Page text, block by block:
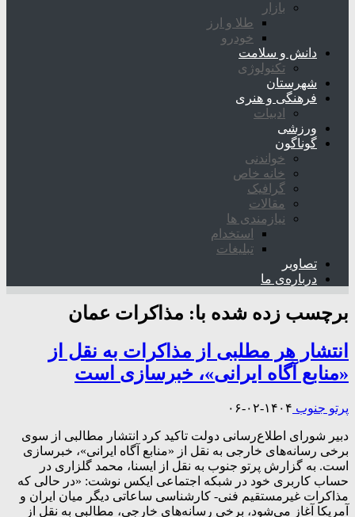
بازار
طلا و ارز
خودرو
دانش و سلامت
تکنولوژی
شهرستان
فرهنگی و هنری
ادبیات
ورزشی
گوناگون
خواندنی
خانه خاص
گرافیک
مقالات
نیازمندی ها
استخدام
تبلیغات
تصاویر
درباره‌ی ما
برچسب زده شده با: مذاکرات عمان
انتشار هر مطلبی از مذاکرات به نقل از
«منابع آگاه ایرانی»، خبرسازی است
پرتو جنوب ۱۴۰۴-۰۲-۰۶
دبیر شورای اطلاع‌رسانی دولت تاکید کرد انتشار مطالبی از سوی
برخی رسانه‌های خارجی به نقل از «منابع آگاه ایرانی»، خبرسازی
است. به گزارش پرتو جنوب به نقل از ایسنا، محمد گلزاری در
حساب کاربری خود در شبکه اجتماعی ایکس نوشت: «در حالی که
مذاکرات غیرمستقیم فنی- کارشناسی ساعاتی دیگر میان ایران و
آمریکا آغاز می‌شود، برخی رسانه‌های خارجی، مطالبی به نقل از